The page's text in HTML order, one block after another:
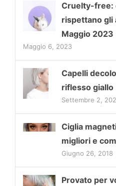
Cruelty-free:
rispettano gli
Maggio 2023
Maggio 6, 2023
Capelli
riflesso giallo
Settembre 2,
Ciglia
migliori e
Giugno 26, 2018
Provato per